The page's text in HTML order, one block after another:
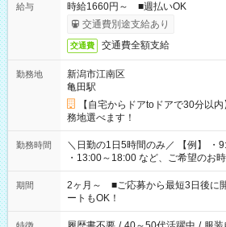
給与
時給1660円～ ■週払いOK
交通費別途支給あり
交通費 交通費全額支給
勤務地
新潟市江南区
亀田駅
【自宅からドアtoドアで30分以
務地選べます！
勤務時間
＼日勤の1日5時間のみ／ 【例】 ・
・13:00～18:00 など、ご希望のお
「家族とお休みを合わせたい」 「
「できれば残業はしたくない」 な
ださいね。 ※Wワーク希望の方へ 今ご覧のお仕事で希望する勤
務時間と、もう1つのお仕事の勤務
える場合は応募できません
期間
2ヶ月～ ■ご応募から最短3日後に
ートもOK！